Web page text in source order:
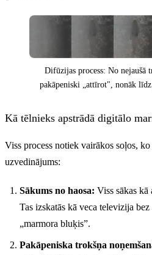
Difūzijas process: No nejaušā
pakāpeniski „attīrot", nonāk
Kā tēlnieks apstrādā digitālo
Viss process notiek vairākos soļos, ko
uzvedinājums:
Sākums no haosa: Viss sākas kā
Tas izskatās kā veca televizija
„marmora bluķis”.
Pakāpeniska trokšņa